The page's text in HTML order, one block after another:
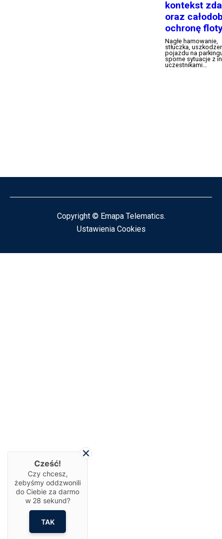
Copyright © Emapa Telematics.
Ustawienia Cookies
Cześć!
Czy chcesz,
żebyśmy oddzwonili
do Ciebie za darmo
w 28 sekund?
TAK